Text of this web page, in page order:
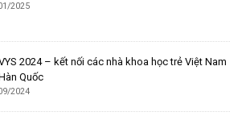
2025
2024 – kết nối các nhà khoa học trẻ Việt Nam
Quốc
2024